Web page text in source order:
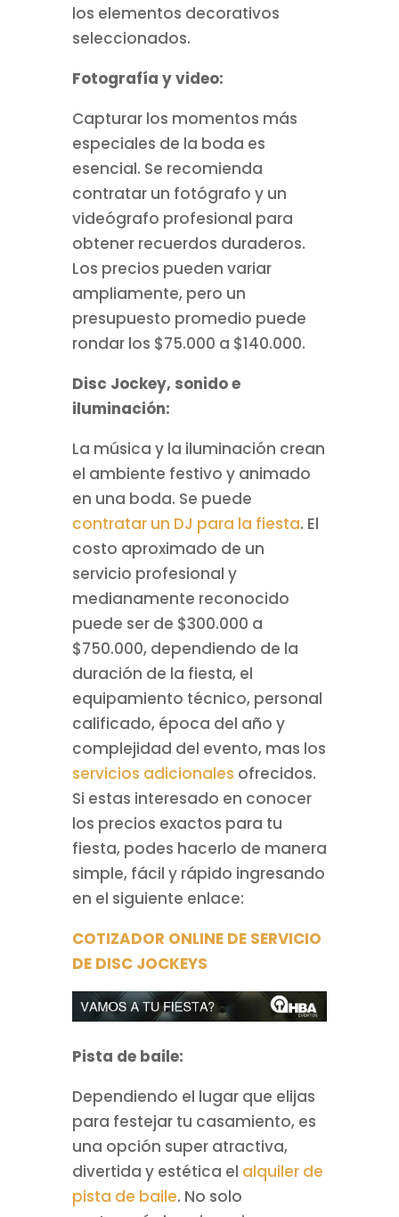
los elementos decorativos
seleccionados.
Fotografía y video:
Capturar los momentos más
especiales de la boda es
esencial. Se recomienda
contratar un fotógrafo y un
videógrafo profesional para
obtener recuerdos duraderos.
Los precios pueden variar
ampliamente, pero un
presupuesto promedio puede
rondar los $75.000 a $140.000.
Disc Jockey, sonido e
iluminación:
La música y la iluminación crean
el ambiente festivo y animado
en una boda. Se puede
contratar un DJ para la fiesta. El
costo aproximado de un
servicio profesional y
medianamente reconocido
puede ser de $300.000 a
$750.000, dependiendo de la
duración de la fiesta, el
equipamiento técnico, personal
calificado, época del año y
complejidad del evento, mas los
servicios adicionales ofrecidos.
Si estas interesado en conocer
los precios exactos para tu
fiesta, podes hacerlo de manera
simple, fácil y rápido ingresando
en el siguiente enlace:
COTIZADOR ONLINE DE SERVICIO
DE DISC JOCKEYS
Pista de baile:
Dependiendo el lugar que elijas
para festejar tu casamiento, es
una opción super atractiva,
divertida y estética el alquiler de
pista de baile. No solo